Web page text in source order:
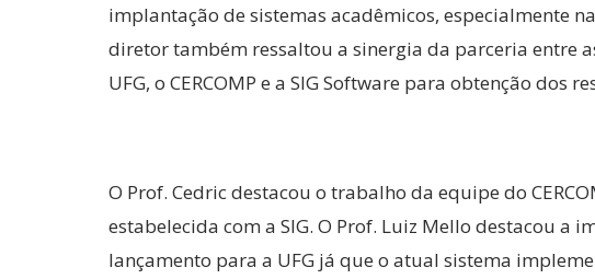
implantação de sistemas acadêmicos, especialmente
diretor também ressaltou a sinergia da parceria entre
UFG, o CERCOMP e a SIG Software para obtenção dos
O Prof. Cedric destacou o trabalho da equipe do
estabelecida com a SIG. O Prof. Luiz Mello destacou a
lançamento para a UFG já que o atual sistema